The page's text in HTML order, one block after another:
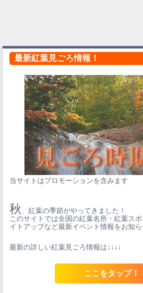
最新紅葉見ごろ情報！
当サイトはプロモーションを含みます
秋
、紅葉の季節がやってきました！
このサイトでは全国の紅葉名所・紅葉ス
イトアップなど最新イベント情報をお知ら
最新の詳しい紅葉見ごろ情報は↓↓↓↓
ここをタップ！